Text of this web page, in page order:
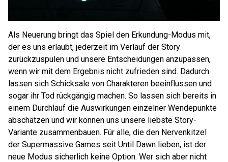
Als Neuerung bringt das Spiel den Erkundung-Modus mit,
der es uns erlaubt, jederzeit im Verlauf der Story
zurückzuspulen und unsere Entscheidungen anzupassen,
wenn wir mit dem Ergebnis nicht zufrieden sind. Dadurch
lassen sich Schicksale von Charakteren beeinflussen und
sogar ihr Tod rückgängig machen. So lassen sich bereits in
einem Durchlauf die Auswirkungen einzelner Wendepunkte
abschätzen und wir können uns unsere liebste Story-
Variante zusammenbauen. Für alle, die den Nervenkitzel
der Supermassive Games seit Until Dawn lieben, ist der
neue Modus sicherlich keine Option. Wer sich aber nicht